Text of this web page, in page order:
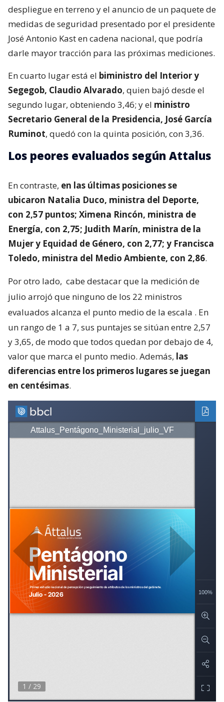
despliegue en terreno y el anuncio de un paquete de
medidas de seguridad presentado por el presidente
José Antonio Kast en cadena nacional, que podría
darle mayor tracción para las próximas mediciones.
En cuarto lugar está el biministro del Interior y
Segegob, Claudio Alvarado, quien bajó desde el
segundo lugar, obteniendo 3,46; y el ministro
Secretario General de la Presidencia, José García
Ruminot, quedó con la quinta posición, con 3,36.
Los peores evaluados según Attalus
En contraste, en las últimas posiciones se
ubicaron Natalia Duco, ministra del Deporte,
con 2,57 puntos; Ximena Rincón, ministra de
Energía, con 2,75; Judith Marín, ministra de la
Mujer y Equidad de Género, con 2,77; y Francisca
Toledo, ministra del Medio Ambiente, con 2,86.
Por otro lado, cabe destacar que la medición de
julio arrojó que ninguno de los 22 ministros
evaluados alcanza el punto medio de la escala . En
un rango de 1 a 7, sus puntajes se sitúan entre 2,57
y 3,65, de modo que todos quedan por debajo de 4,
valor que marca el punto medio. Además, las
diferencias entre los primeros lugares se juegan
en centésimas.